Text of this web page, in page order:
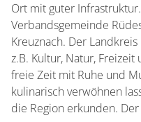
Ort mit guter
Verbandsgemeinde
Kreuznach. Der
z.B. Kultur, Natur,
freie Zeit mit Ruhe und
kulinarisch verwöhnen
die Region erkunden.